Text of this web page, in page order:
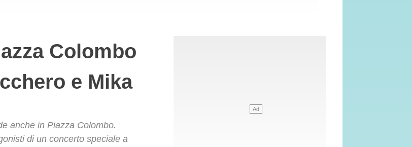
Colombo
e Mika
anche in Piazza Colombo.
di un concerto speciale a